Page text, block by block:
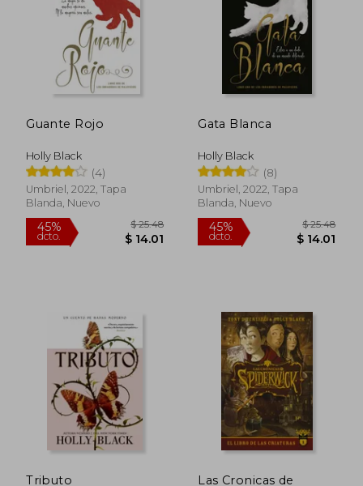
45%
dcto.
45%
dcto.
Guante Rojo
Holly Black
(4)
Umbriel, 2022, Tapa
Blanda, Nuevo
Gata Blanca
Holly Black
(8)
Umbriel, 2022, Tapa
Blanda, Nuevo
Tributo
Las Cronicas de